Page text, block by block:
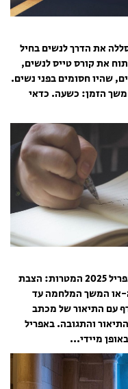
את הדרך לנשים בחיל
את קורס טייס לנשים,
שהיו חסומים בפני נשים.
של אליס. משך הזמן: כשעה. כדאי
מכתב 1000 הטייסים להחזרת החטופים אפריל 2025 המטרות: הצבת
או המשך המלחמה עד
עם התיאור של מכתב
והתגובה. באפריל